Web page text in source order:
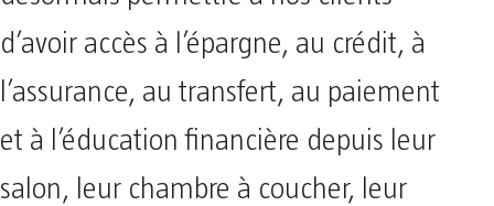
d’avoir accès à l’épargne, au crédit, à
l’assurance, au transfert, au paiement
et à l’éducation financière depuis leur
salon, leur chambre à coucher, leur